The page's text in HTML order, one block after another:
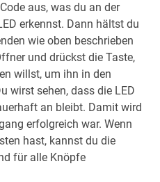
aus, was du an der
erkennst. Dann hältst du
wie oben beschrieben
und drückst die Taste,
willst, um ihn in den
wirst sehen, dass die LED
an bleibt. Damit wird
erfolgreich war. Wenn
hast, kannst du die
für alle Knöpfe